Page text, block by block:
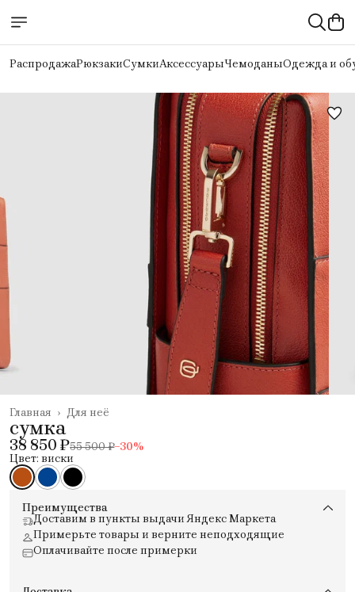
РаспродажаРюкзакиСумкиАксессуарыЧемоданыОдежда и
Для неё
Главная ›
сумка
38 850 ₽55 500 ₽−30%
Цвет: виски
Преимущества
Доставим в пункты выдачи Яндекс Маркета
Примерьте товары и верните неподходящие
Оплачивайте после примерки